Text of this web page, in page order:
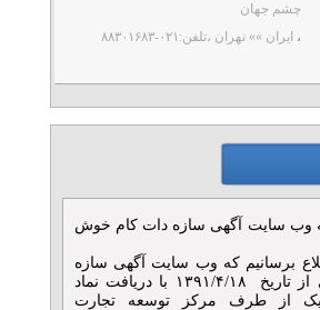
چشم جهان
، ایران »» تهران ،تلفن:۰۲۱-۸۸۳۰۱۶۸۳
وب سایت آگهی سازه دات کام خوش
برسانیم که وب سایت آگهی سازه
به طور رسمی از تاریخ ۱۳۹۱/۴/۱۸ با دریافت نماد
از طرف مرکز توسعه تجارت